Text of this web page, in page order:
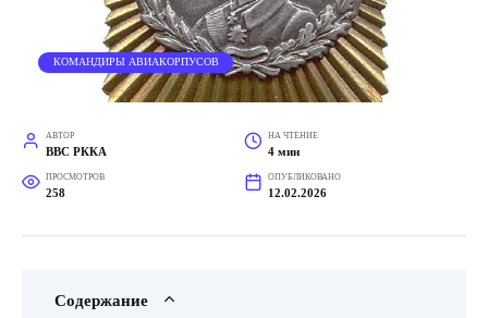
КОМАНДИРЫ АВИАКОРПУСОВ
АВТОР
ВВС РККА
НА ЧТЕНИЕ
4 мин
ПРОСМОТРОВ
258
ОПУБЛИКОВАНО
12.02.2026
Содержание